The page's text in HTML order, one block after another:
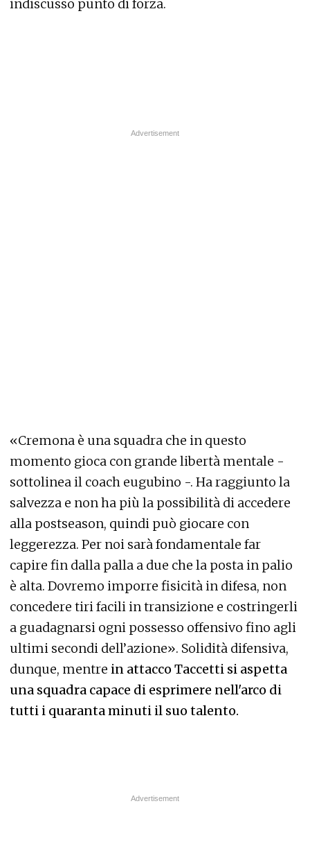
indiscusso punto di forza.
«Cremona è una squadra che in questo
momento gioca con grande libertà mentale -
sottolinea il coach eugubino -. Ha raggiunto la
salvezza e non ha più la possibilità di accedere
alla postseason, quindi può giocare con
leggerezza. Per noi sarà fondamentale far
capire fin dalla palla a due che la posta in palio
è alta. Dovremo imporre fisicità in difesa, non
concedere tiri facili in transizione e costringerli
a guadagnarsi ogni possesso offensivo fino agli
ultimi secondi dell’azione». Solidità difensiva,
dunque, mentre in attacco Taccetti si aspetta
una squadra capace di esprimere nell'arco di
tutti i quaranta minuti il suo talento.